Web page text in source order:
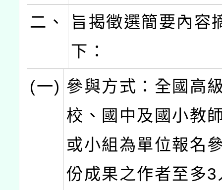
二、
旨揭徵選簡要內容
下：
(一) 參與方式：全國高
校、國中及國小教
或小組為單位報名
份成果之作者至多